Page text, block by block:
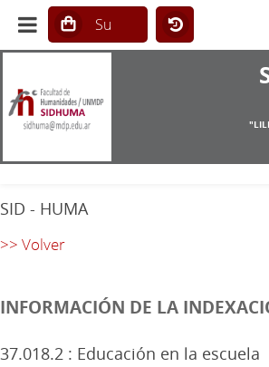
SID - HUMA
>> Volver
INFORMACIÓN DE LA
37.018.2 : Educación en la escuela